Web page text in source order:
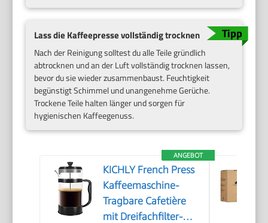
Lass die Kaffeepresse vollständig trocknen
Nach der Reinigung solltest du alle Teile gründlich
abtrocknen und an der Luft vollständig trocknen lassen,
bevor du sie wieder zusammenbaust. Feuchtigkeit
begünstigt Schimmel und unangenehme Gerüche.
Trockene Teile halten länger und sorgen für
hygienischen Kaffeegenuss.
ANGEBOT
KICHLY French Press
Kaffeemaschine-
Tragbare Cafetière
mit Dreifachfilter-